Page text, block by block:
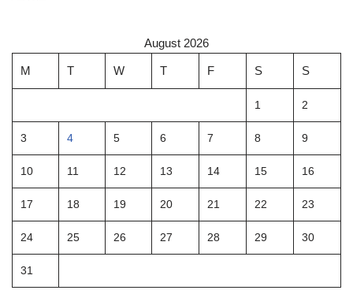
August 2026
M T W T F S S
1 2
3 4 5 6 7 8 9
10 11 12 13 14 15 16
17 18 19 20 21 22 23
24 25 26 27 28 29 30
31